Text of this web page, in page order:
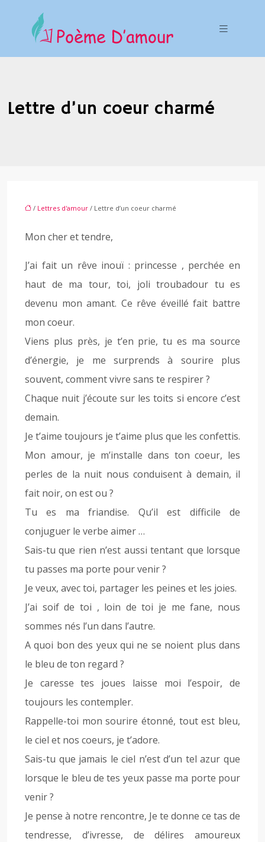
Lettre d’un coeur charmé
/ Lettres d'amour / Lettre d’un coeur charmé
Mon cher et tendre,
J’ai fait un rêve inouï : princesse , perchée en
haut de ma tour, toi, joli troubadour tu es
devenu mon amant. Ce rêve éveillé fait battre
mon coeur.
Viens plus près, je t’en prie, tu es ma source
d’énergie, je me surprends à sourire plus
souvent, comment vivre sans te respirer ?
Chaque nuit j’écoute sur les toits si encore c’est
demain.
Je t’aime toujours je t’aime plus que les confettis.
Mon amour, je m’installe dans ton coeur, les
perles de la nuit nous conduisent à demain, il
fait noir, on est ou ?
Tu es ma friandise. Qu’il est difficile de
conjuguer le verbe aimer …
Sais-tu que rien n’est aussi tentant que lorsque
tu passes ma porte pour venir ?
Je veux, avec toi, partager les peines et les joies.
J’ai soif de toi , loin de toi je me fane, nous
sommes nés l’un dans l’autre.
A quoi bon des yeux qui ne se noient plus dans
le bleu de ton regard ?
Je caresse tes joues laisse moi l’espoir, de
toujours les contempler.
Rappelle-toi mon sourire étonné, tout est bleu,
le ciel et nos coeurs, je t’adore.
Sais-tu que jamais le ciel n’est d’un tel azur que
lorsque le bleu de tes yeux passe ma porte pour
venir ?
Je pense à notre rencontre, Je te donne ce tas de
tendresse, d’ivresse, de délires amoureux